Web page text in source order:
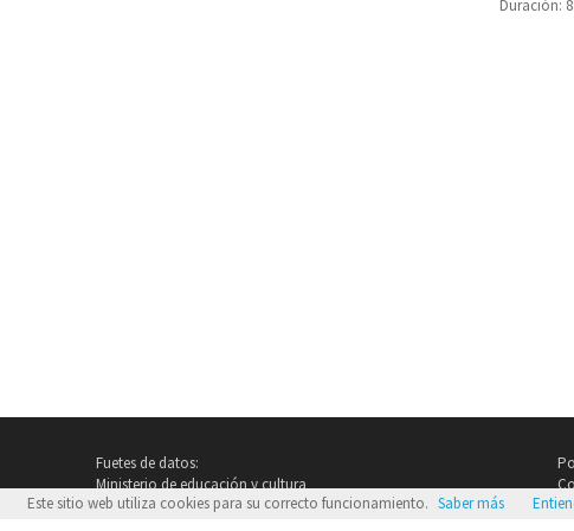
Duración:
Fuetes de datos:
Ministerio de educación y cultura
Imdb.com
Este sitio web utiliza cookies para su correcto funcionamiento. Saber más